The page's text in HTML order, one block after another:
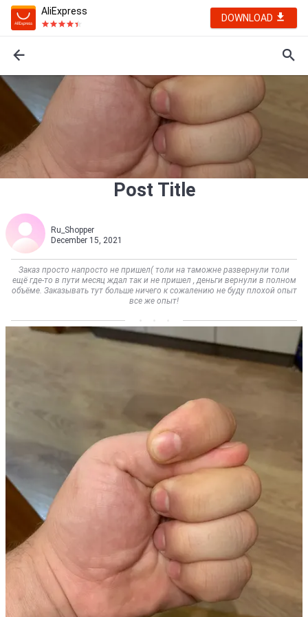
AliExpress
DOWNLOAD
Post Title
Ru_Shopper
December 15, 2021
Заказ просто напросто не пришел( толи на таможне развернули толи
ещё где-то в пути месяц ждал так и не пришел , деньги вернули в полном
объёме. Заказывать тут больше ничего к сожалению не буду плохой опыт
все же опыт!